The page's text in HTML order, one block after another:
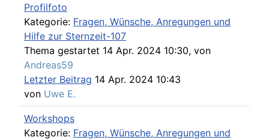
Profilfoto
Kategorie: Fragen, Wünsche, Anregungen und
Hilfe zur Sternzeit-107
Thema gestartet 14 Apr. 2024 10:30, von
Andreas59
Letzter Beitrag 14 Apr. 2024 10:43
von Uwe E.
Workshops
Kategorie: Fragen, Wünsche, Anregungen und